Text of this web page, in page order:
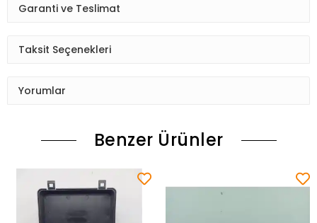
Garanti ve Teslimat
Taksit Seçenekleri
Yorumlar
Benzer Ürünler